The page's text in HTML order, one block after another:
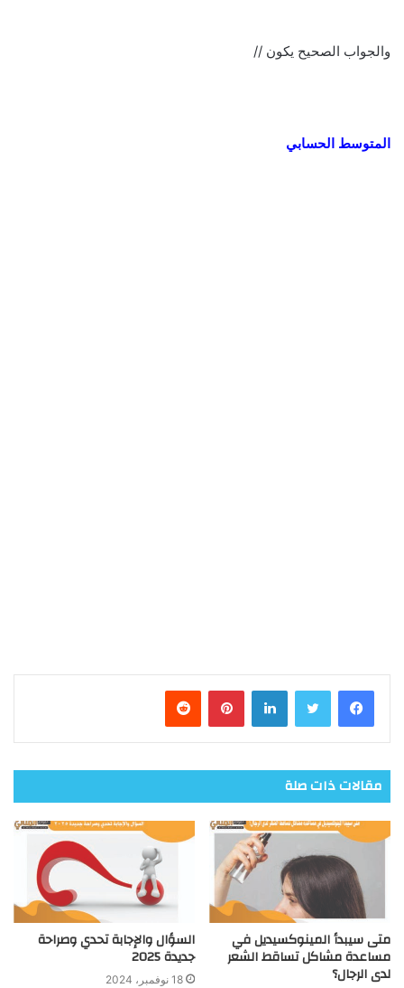
والجواب الصحيح يكون //
المتوسط الحسابي
فيسبوك تويتر لينكدإن بينتيريست
مقالات ذات صلة
متى سيبدأ المينوكسيديل في
مساعدة مشاكل تساقط الشعر
لدى الرجال؟
السؤال والإجابة تحدي وصراحة
جديدة 2025
18 نوفمبر، 2024